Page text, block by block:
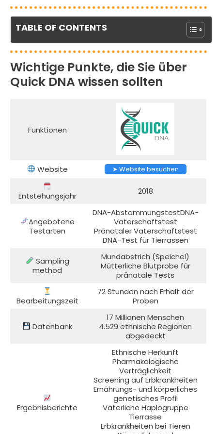
TABLE OF CONTENTS
Wichtige Punkte, die Sie über
Quick DNA wissen sollten
Funktionen
Website ➤ Website besuchen
Entstehungsjahr 2018
Angebotene
Testarten
DNA-AbstammungstestDNA-
Vaterschaftstest
Pränataler Vaterschaftstest
DNA-Test für Tierrassen
Sampling
method
Mundabstrich (Speichel)
Mütterliche Blutprobe für
pränatale Tests
Bearbeitungszeit
72 Stunden nach Erhalt der
Proben
Datenbank
17 Millionen Menschen
4.529 ethnische Regionen
abgedeckt
Ergebnisberichte
Ethnische Herkunft
Pharmakologische
Verträglichkeit
Screening auf Erbkrankheiten
Ernährungs- und körperliches
genetisches Profil
Väterliche Haplogruppe
Tierrasse
Erbkrankheiten bei Tieren